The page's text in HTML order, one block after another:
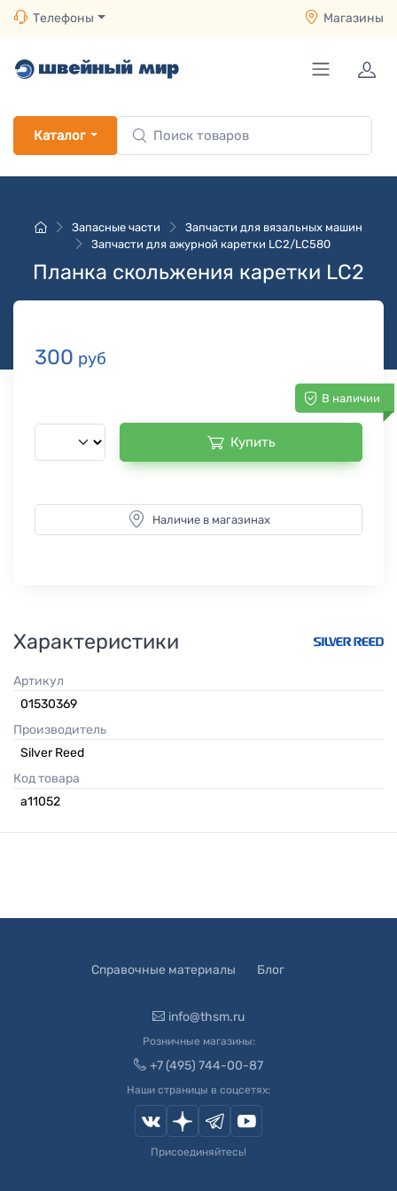
Телефоны Магазины
Каталог
Запасные части
Запчасти для вязальных машин
Запчасти для ажурной каретки LC2/LC580
Планка скольжения каретки LC2
300 руб
В наличии
Купить
Наличие в магазинах
Характеристики
Артикул
01530369
Производитель
Silver Reed
Код товара
а11052
Справочные материалы Блог
info@thsm.ru
Розничные магазины:
+7 (495) 744-00-87
Наши страницы в соцсетях:
Присоединяйтесь!